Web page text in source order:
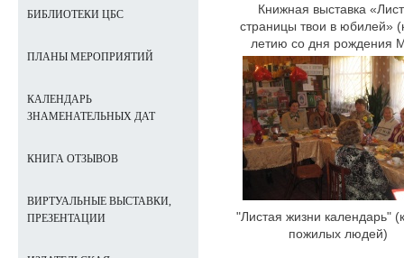
Книжная выставка
страницы твои в юбилей»
летию со дня рождения
Лермонтова)
"Листая жизни календарь"
пожилых людей)
БИБЛИОТЕКИ ЦБС
ПЛАНЫ МЕРОПРИЯТИЙ
КАЛЕНДАРЬ
ЗНАМЕНАТЕЛЬНЫХ ДАТ
КНИГА ОТЗЫВОВ
ВИРТУАЛЬНЫЕ ВЫСТАВКИ,
ПРЕЗЕНТАЦИИ